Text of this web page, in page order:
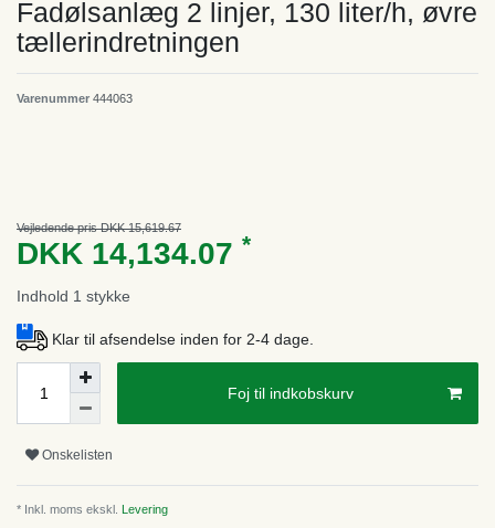
Fadølsanlæg 2 linjer, 130 liter/h, øvre
tællerindretningen
Varenummer 444063
Vejledende pris DKK 15,619.67
DKK 14,134.07 *
Indhold 1 stykke
Klar til afsendelse inden for 2-4 dage.
Foj til indkobskurv
Onskelisten
* Inkl. moms ekskl. Levering